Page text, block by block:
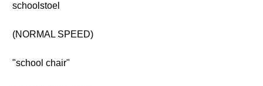
schoolstoel
(NORMAL SPEED)
"school chair"